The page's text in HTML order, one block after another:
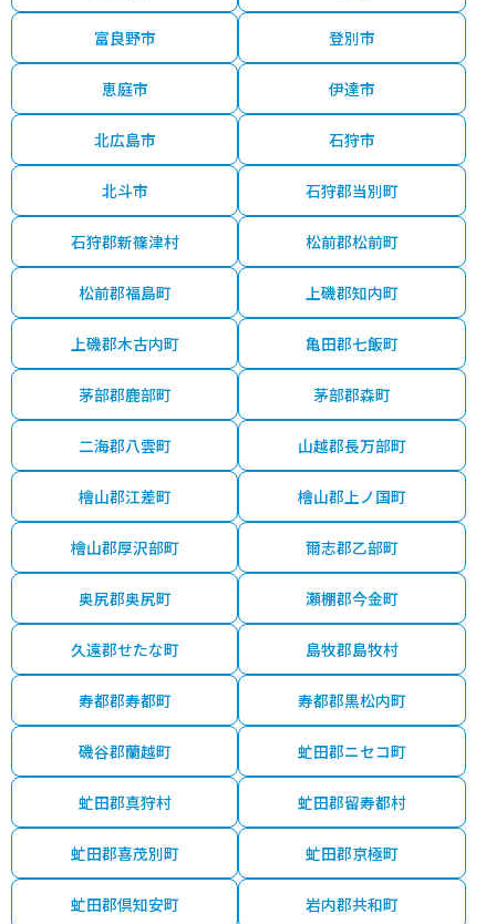
富良野市 登別市
恵庭市 伊達市
北広島市 石狩市
北斗市 石狩郡当別町
石狩郡新篠津村 松前郡松前町
松前郡福島町 上磯郡知内町
上磯郡木古内町 亀田郡七飯町
茅部郡鹿部町 茅部郡森町
二海郡八雲町 山越郡長万部町
檜山郡江差町 檜山郡上ノ国町
檜山郡厚沢部町 爾志郡乙部町
奥尻郡奥尻町 瀬棚郡今金町
久遠郡せたな町 島牧郡島牧村
寿都郡寿都町 寿都郡黒松内町
磯谷郡蘭越町 虻田郡ニセコ町
虻田郡真狩村 虻田郡留寿都村
虻田郡喜茂別町 虻田郡京極町
虻田郡倶知安町 岩内郡共和町